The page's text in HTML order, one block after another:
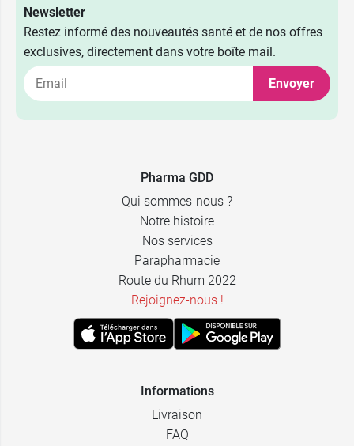
Newsletter
Restez informé des nouveautés santé et de nos offres
exclusives, directement dans votre boîte mail.
Envoyer
Pharma GDD
Qui sommes-nous ?
Notre histoire
Nos services
Parapharmacie
Route du Rhum 2022
Rejoignez-nous !
Informations
Livraison
FAQ